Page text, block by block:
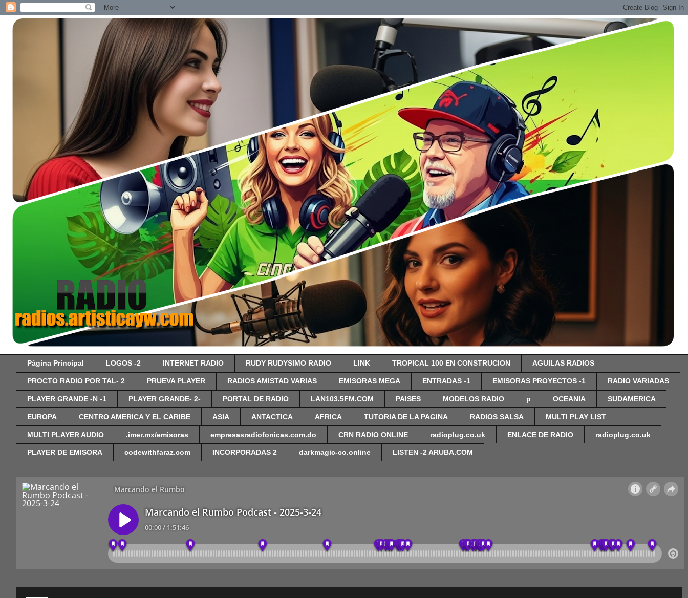
Página Principal LOGOS -2 INTERNET RADIO RUDY RUDYSIMO RADIO LINK TROPICAL 100 EN CONSTRUCION AGUILAS RADIOS
PROCTO RADIO POR TAL- 2 PRUEVA PLAYER RADIOS AMISTAD VARIAS EMISORAS MEGA ENTRADAS -1 EMISORAS PROYECTOS -1 RADIO VARIADAS
PLAYER GRANDE -N -1 PLAYER GRANDE- 2- PORTAL DE RADIO LAN103.5FM.COM PAISES MODELOS RADIO p OCEANIA SUDAMERICA
EUROPA CENTRO AMERICA Y EL CARIBE ASIA ANTACTICA AFRICA TUTORIA DE LA PAGINA RADIOS SALSA MULTI PLAY LIST
MULTI PLAYER AUDIO .imer.mx/emisoras empresasradiofonicas.com.do CRN RADIO ONLINE radioplug.co.uk ENLACE DE RADIO radioplug.co.uk
PLAYER DE EMISORA codewithfaraz.com INCORPORADAS 2 darkmagic-co.online LISTEN -2 ARUBA.COM